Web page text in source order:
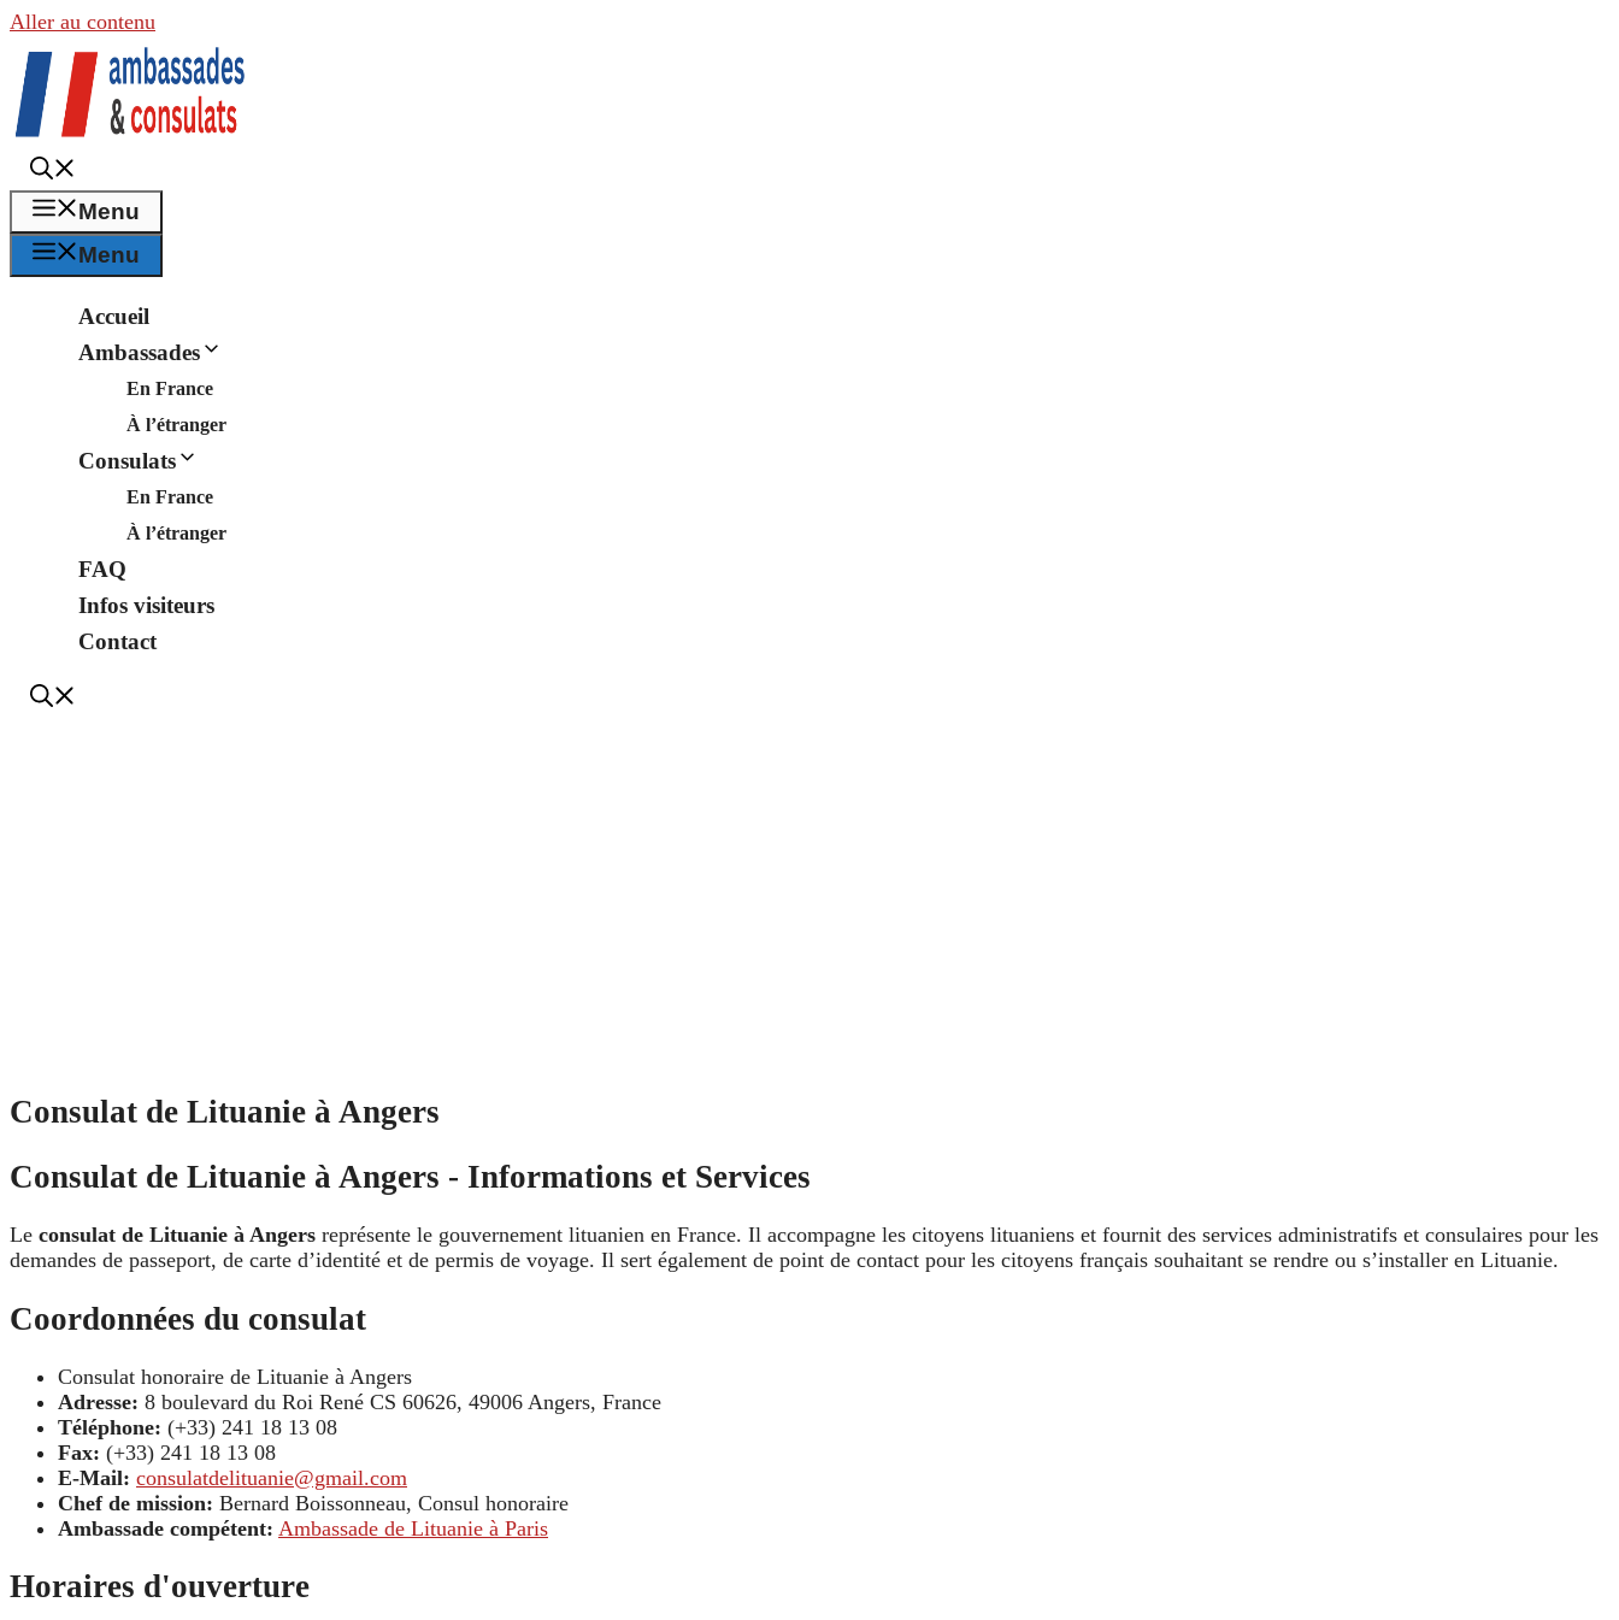
Aller au contenu
Menu
Menu
Accueil
Ambassades
En France
À l’étranger
Consulats
En France
À l’étranger
FAQ
Infos visiteurs
Contact
Consulat de Lituanie à Angers
Consulat de Lituanie à Angers - Informations et Services
Le consulat de Lituanie à Angers représente le gouvernement lituanien en France. Il accompagne les citoyens lituaniens et fournit des services administratifs et consulaires pour les
demandes de passeport, de carte d’identité et de permis de voyage. Il sert également de point de contact pour les citoyens français souhaitant se rendre ou s’installer en Lituanie.
Coordonnées du consulat
Consulat honoraire de Lituanie à Angers
Adresse: 8 boulevard du Roi René CS 60626, 49006 Angers, France
Téléphone: (+33) 241 18 13 08
Fax: (+33) 241 18 13 08
E-Mail: consulatdelituanie@gmail.com
Chef de mission: Bernard Boissonneau, Consul honoraire
Ambassade compétent: Ambassade de Lituanie à Paris
Horaires d'ouverture